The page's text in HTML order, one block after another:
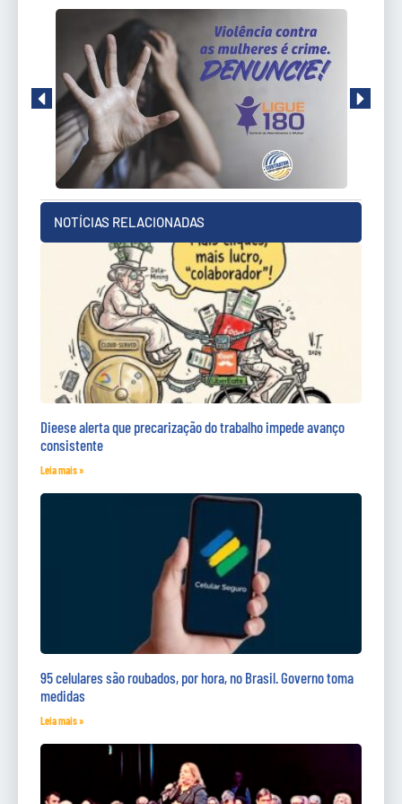
NOTÍCIAS RELACIONADAS
Dieese alerta que precarização do trabalho impede avanço
consistente
Leia mais »
95 celulares são roubados, por hora, no Brasil. Governo toma
medidas
Leia mais »